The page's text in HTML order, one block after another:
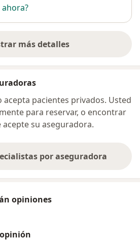
más detalles
sobre la dirección
acepta pacientes privados. Usted
para reservar, o encontrar
su aseguradora.
por aseguradora
opiniones